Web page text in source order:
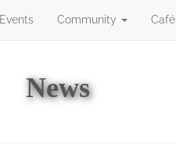
Community Café
Events Community Café
News